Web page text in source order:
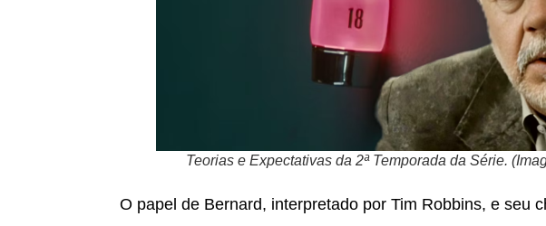
Teorias e Expectativas da 2ª Temporada da Série.
O papel de Bernard, interpretado por Tim Robbins, e seu